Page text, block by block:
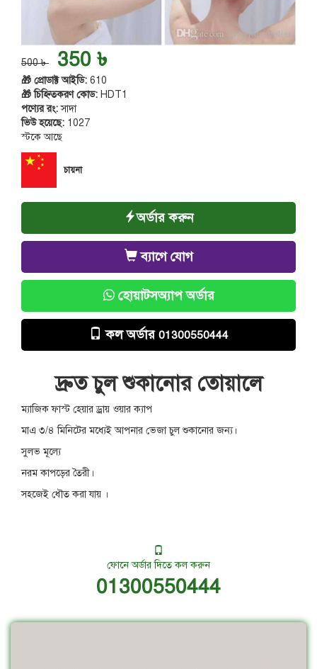
500 ৳ 350 ৳
🎁 প্রোডাক্ট আইডি: 610
🎁 চিহ্নিতকরণ কোড: HDT1
পণ্যের রং:সাদা
ভিউ হয়েছে: 1027
স্টকে আছে
চায়না
অর্ডার করুন
ব্যাগে যোগ
হোয়াটসঅ্যাপ অর্ডার
কল অর্ডার 01300550444
দ্রুত চুল শুকানোর তোয়ালে
ম্যাজিক ফাস্ট হেয়ার ড্রায় ওয়ার ক্যাপ
মাএ ৩/৪ মিনিটের মধ্যেই আপনার ভেজা চুল শুকানোর জন্য।
সুলভ মূল্যে
নরম কাপড়ের তৈরী।
সহজেই ধৌত করা যায় ।
ফোনে অর্ডার দিতে কল করুন
01300550444